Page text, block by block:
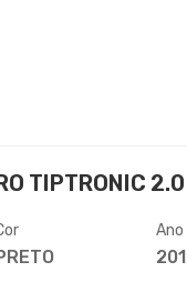
TIPTRONIC
Ano